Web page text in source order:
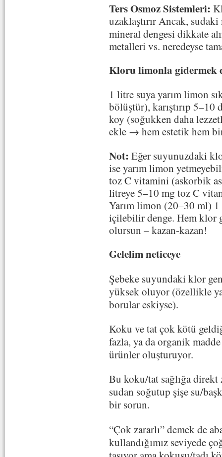
Ters Osmoz Sistemleri:
uzaklaştırır Ancak,
mineral dengesi dikkate
metalleri vs. neredeyse
Kloru limonla gidermek
1 litre suya yarım limon
bölüştür), karıştırıp 5–10
koy (soğukken daha
ekle → hem estetik hem
Not: Eğer suyunuzdaki
ise yarım limon
toz C vitamini (askorbik
litreye 5–10 mg toz C
Yarım limon (20–30 ml)
içilebilir denge. Hem klor
olursun – kazan-kazan!
Gelelim neticeye
Şebeke suyundaki klor
yüksek oluyor (özellikle
borular eskiyse).
Koku ve tat çok kötü
fazla, ya daorganik
ürünler oluşturuyor.
Bu koku/tat sağlığa
sudan soğutup şişe su/
bir sorun.
“Çok zararlı” demek de
kullandığımız seviyede